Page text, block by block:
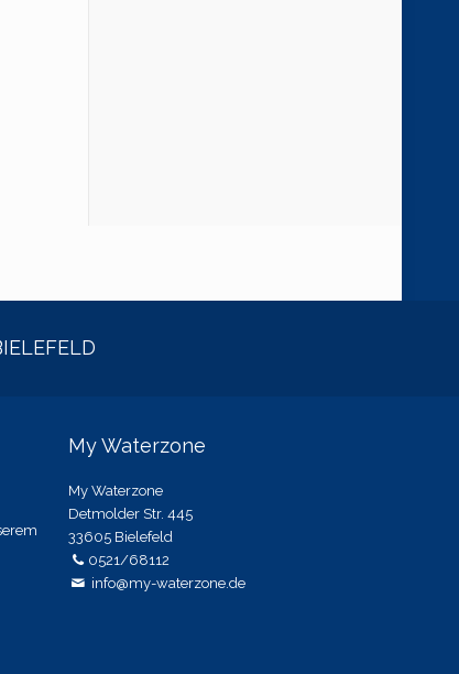
My Waterzone
My Waterzone
Detmolder Str. 445
33605 Bielefeld
0521/68112
info@my-waterzone.de